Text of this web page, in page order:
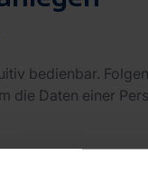
bedienbar.
die Daten einer